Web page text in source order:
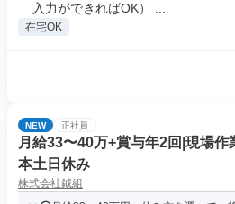
入力ができればOK） ...
在宅OK
NEW 正社員
月給33〜40万+賞与年2回|現場
本土日休み
株式会社鉞組